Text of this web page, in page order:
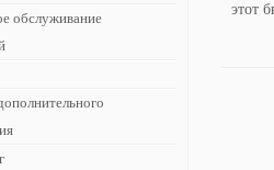
обслуживание
этот